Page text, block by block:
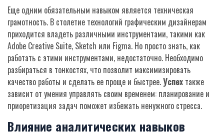
Еще одним обязательным навыком является техническая
грамотность. В столетие технологий графическим дизайнерам
приходится владеть различными инструментами, такими как
Adobe Creative Suite, Sketch или Figma. Но просто знать, как
работать с этими инструментами, недостаточно. Необходимо
разбираться в тонкостях, что позволит максимизировать
качество работы и сделать ее проще и быстрее.Успех также
зависит от умения управлять своим временем: планирование и
приоретизация задач поможет избежать ненужного стресса.
Влияние аналитических навыков